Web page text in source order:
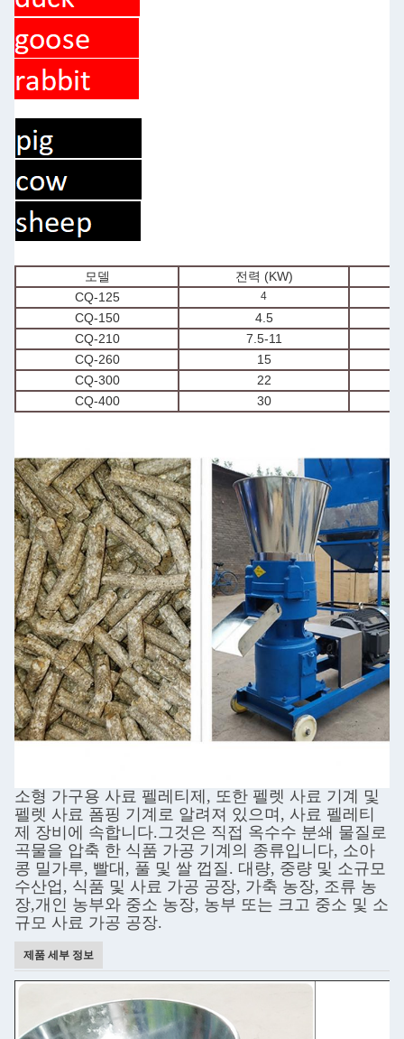
모델 전력 (KW)
CQ-125
4
CQ-150
4.5
CQ-210
7.5-11
CQ-260
15
CQ-300
22
CQ-400
30
소형 가구용 사료 펠레티제, 또한 펠렛 사료 기계 및
펠렛 사료 폼핑 기계로 알려져 있으며, 사료 펠레티
제 장비에 속합니다.그것은 직접 옥수수 분쇄 물질로
곡물을 압축 한 식품 가공 기계의 종류입니다, 소아
콩 밀가루, 빨대, 풀 및 쌀 껍질. 대량, 중량 및 소규모
수산업, 식품 및 사료 가공 공장, 가축 농장, 조류 농
장,개인 농부와 중소 농장, 농부 또는 크고 중소 및 소
규모 사료 가공 공장.
제품 세부 정보